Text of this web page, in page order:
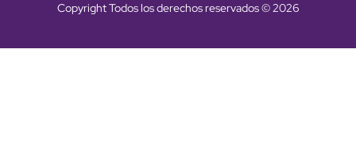
Copyright Todos los derechos reservados © 2026